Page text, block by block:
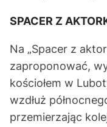
SPACER Z
Na „Spacer z
zaproponować,
kościołem w
wzdłuż
przemierzając